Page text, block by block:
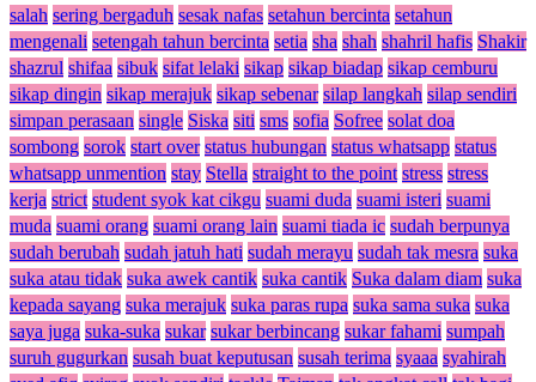
salah sering bergaduh sesak nafas setahun bercinta setahun
mengenali setengah tahun bercinta setia sha shah shahril hafis Shakir
shazrul shifaa sibuk sifat lelaki sikap sikap biadap sikap cemburu
sikap dingin sikap merajuk sikap sebenar silap langkah silap sendiri
simpan perasaan single Siska siti sms sofia Sofree solat doa
sombong sorok start over status hubungan status whatsapp status
whatsapp unmention stay Stella straight to the point stress stress
kerja strict student syok kat cikgu suami duda suami isteri suami
muda suami orang suami orang lain suami tiada ic sudah berpunya
sudah berubah sudah jatuh hati sudah merayu sudah tak mesra suka
suka atau tidak suka awek cantik suka cantik Suka dalam diam suka
kepada sayang suka merajuk suka paras rupa suka sama suka suka
saya juga suka-suka sukar sukar berbincang sukar fahami sumpah
suruh gugurkan susah buat keputusan susah terima syaaa syahirah